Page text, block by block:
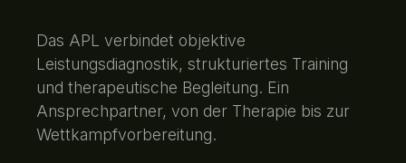
Das APL verbindet objektive
Leistungsdiagnostik, strukturiertes Training
und therapeutische Begleitung. Ein
Ansprechpartner, von der Therapie bis zur
Wettkampfvorbereitung.